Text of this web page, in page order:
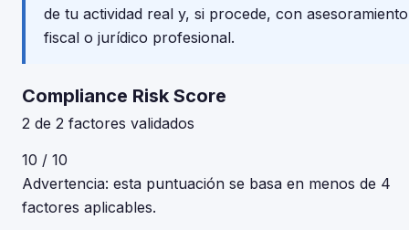
de tu actividad real y, si procede, con asesoramiento
fiscal o jurídico profesional.
Compliance Risk Score
2 de 2 factores validados
10 / 10
Advertencia: esta puntuación se basa en menos de 4
factores aplicables.